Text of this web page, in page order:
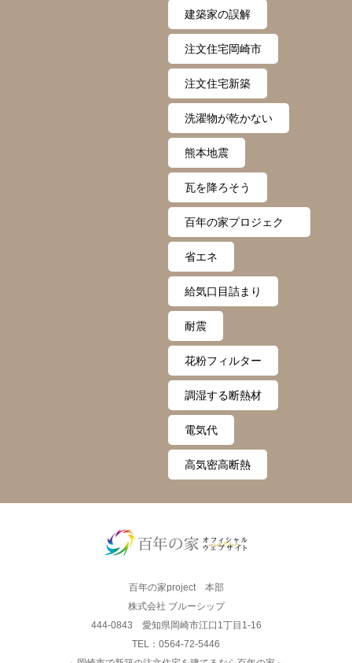
建築家の誤解
注文住宅岡崎市
注文住宅新築
洗濯物が乾かない
熊本地震
瓦を降ろそう
百年の家プロジェク
ト
省エネ
給気口目詰まり
耐震
花粉フィルター
調湿する断熱材
電気代
高気密高断熱
百年の家project 本部
株式会社 ブルーシップ
444-0843 愛知県岡崎市江口1丁目1-16
TEL：0564-72-5446